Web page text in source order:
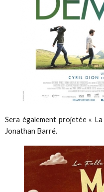
Sera également projetée «
Jonathan Barré.